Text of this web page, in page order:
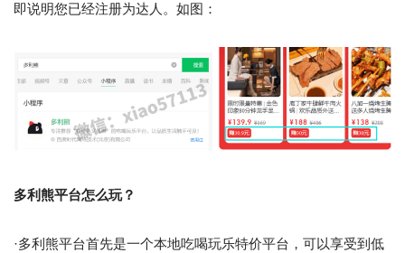
即说明您已经注册为达人。如图：
多利熊平台怎么玩？
·多利熊平台首先是一个本地吃喝玩乐特价平台，可以享受到低